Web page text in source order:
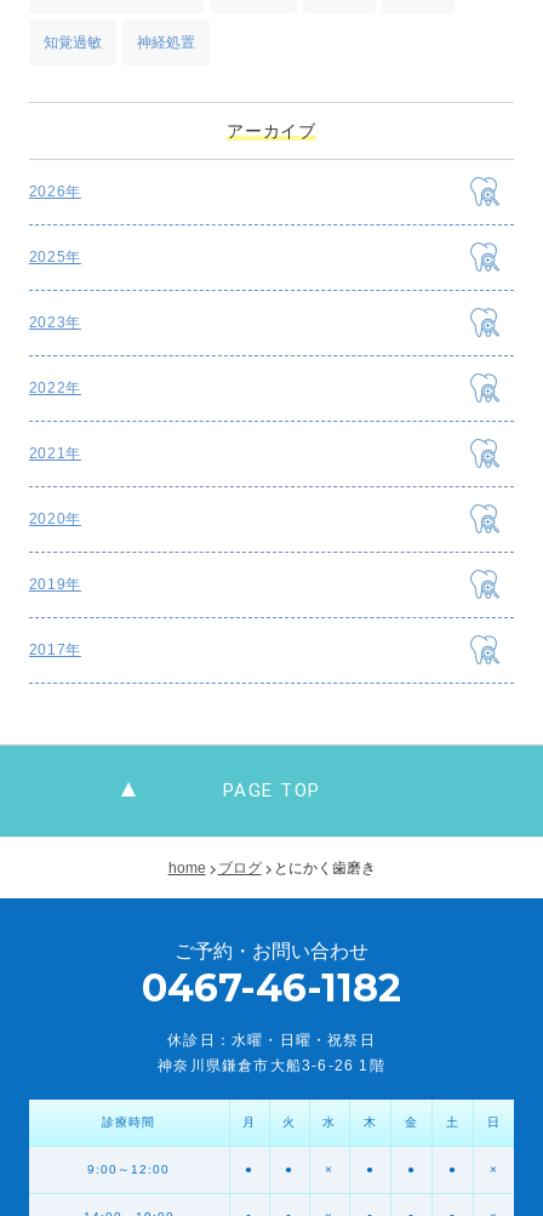
知覚過敏 神経処置
アーカイブ
2026年
2025年
2023年
2022年
2021年
2020年
2019年
2017年
PAGE TOP
home ブログ とにかく歯磨き
ご予約・お問い合わせ
0467-46-1182
休診日：水曜・日曜・祝祭日
神奈川県鎌倉市大船3-6-26 1階
診療時間 月 火 水 木 金 土 日
9:00～12:00 ● ● × ● ● ● ×